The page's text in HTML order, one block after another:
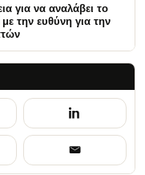
για να αναλάβει το
την ευθύνη για την